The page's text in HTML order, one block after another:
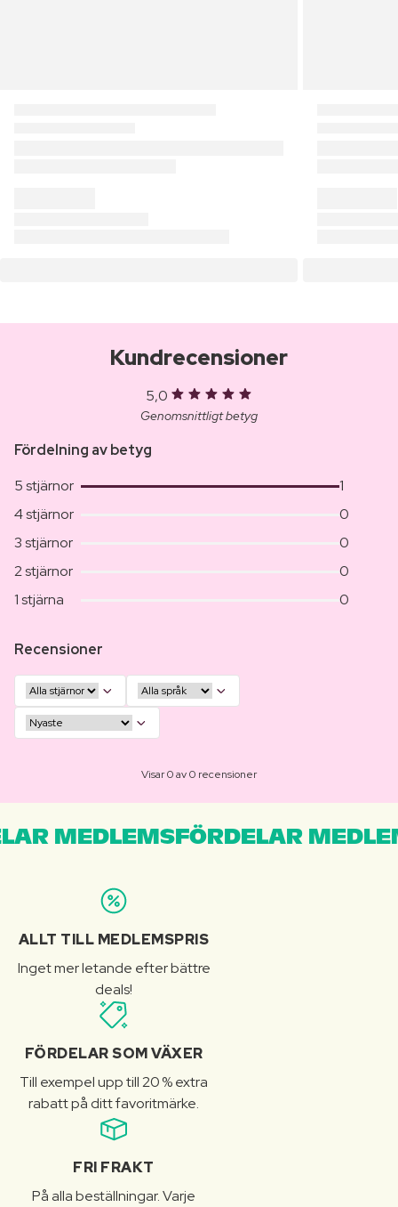
Kundrecensioner
5,0
Genomsnittligt betyg
Fördelning av betyg
5 stjärnor
1
4 stjärnor
0
3 stjärnor
0
2 stjärnor
0
1 stjärna
0
Recensioner
Visar 0 av 0 recensioner
MEDLEMSFÖRDELAR
ALLT TILL MEDLEMSPRIS
Inget mer letande efter bättre
deals!
FÖRDELAR SOM VÄXER
Till exempel upp till 20 % extra
rabatt på ditt favoritmärke.
FRI FRAKT
På alla beställningar. Varje